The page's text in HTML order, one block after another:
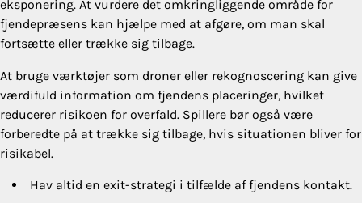
eksponering. At vurdere det omkringliggende område for
fjendepræsens kan hjælpe med at afgøre, om man skal
fortsætte eller trække sig tilbage.
At bruge værktøjer som droner eller rekognoscering kan give
værdifuld information om fjendens placeringer, hvilket
reducerer risikoen for overfald. Spillere bør også være
forberedte på at trække sig tilbage, hvis situationen bliver for
risikabel.
Hav altid en exit-strategi i tilfælde af fjendens kontakt.